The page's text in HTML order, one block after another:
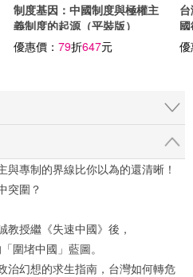
制度基因：中國制度與極權主
義制度的起源（平裝版）
優惠價：79折647元
專制的界線比你以為的還清晰！
突圍？
授繼《失速中國》後，
圍堵中國」藍圖。
治幻想的求生指南，台灣如何轉危